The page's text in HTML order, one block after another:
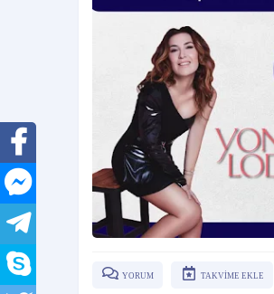
YORUM TAKVİME EKLE